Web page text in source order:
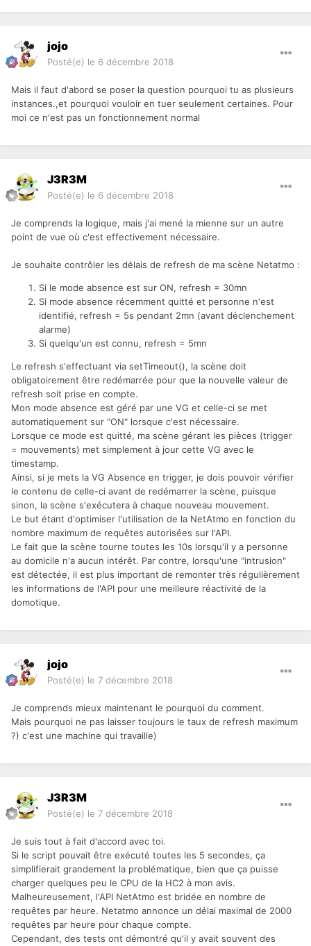
jojo
Posté(e) le 6 décembre 2018
Mais il faut d'abord se poser la question pourquoi tu as plusieurs
instances.,et pourquoi vouloir en tuer seulement certaines. Pour
moi ce n'est pas un fonctionnement normal
J3R3M
Posté(e) le 6 décembre 2018
Je comprends la logique, mais j'ai mené la mienne sur un autre
point de vue où c'est effectivement nécessaire.
Je souhaite contrôler les délais de refresh de ma scène Netatmo :
Si le mode absence est sur ON, refresh = 30mn
Si mode absence récemment quitté et personne n'est
identifié, refresh = 5s pendant 2mn (avant déclenchement
alarme)
Si quelqu'un est connu, refresh = 5mn
Le refresh s'effectuant via setTimeout(), la scène doit
obligatoirement être redémarrée pour que la nouvelle valeur de
refresh soit prise en compte.
Mon mode absence est géré par une VG et celle-ci se met
automatiquement sur "ON" lorsque c'est nécessaire.
Lorsque ce mode est quitté, ma scène gérant les pièces (trigger
= mouvements) met simplement à jour cette VG avec le
timestamp.
Ainsi, si je mets la VG Absence en trigger, je dois pouvoir vérifier
le contenu de celle-ci avant de redémarrer la scène, puisque
sinon, la scène s'exécutera à chaque nouveau mouvement.
Le but étant d'optimiser l'utilisation de la NetAtmo en fonction du
nombre maximum de requêtes autorisées sur l'API.
Le fait que la scène tourne toutes les 10s lorsqu'il y a personne
au domicile n'a aucun intérêt. Par contre, lorsqu'une "intrusion"
est détectée, il est plus important de remonter très régulièrement
les informations de l'API pour une meilleure réactivité de la
domotique.
jojo
Posté(e) le 7 décembre 2018
Je comprends mieux maintenant le pourquoi du comment.
Mais pourquoi ne pas laisser toujours le taux de refresh maximum
?) c'est une machine qui travaille)
J3R3M
Posté(e) le 7 décembre 2018
Je suis tout à fait d'accord avec toi.
Si le script pouvait être exécuté toutes les 5 secondes, ça
simplifierait grandement la problématique, bien que ça puisse
charger quelques peu le CPU de la HC2 à mon avis.
Malheureusement, l'API NetAtmo est bridée en nombre de
requêtes par heure. Netatmo annonce un délai maximal de 2000
requêtes par heure pour chaque compte.
Cependant, des tests ont démontré qu'il y avait souvent des